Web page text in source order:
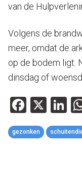
van de
Volgens de
meer, omdat de
op de bodem ligt.
dinsdag of
X
gezonken